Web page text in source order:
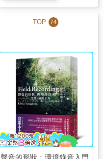
TOP 74
聲音的形狀：環境錄音入門